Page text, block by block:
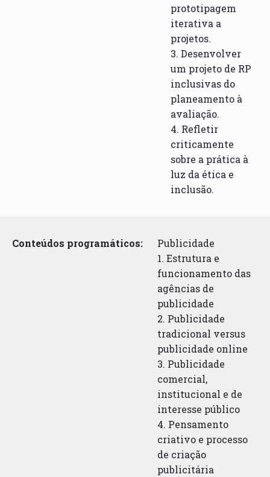
prototipagem
iterativa a
projetos.
3. Desenvolver
um projeto de RP
inclusivas do
planeamento à
avaliação.
4. Refletir
criticamente
sobre a prática à
luz da ética e
inclusão.
Conteúdos programáticos:
Publicidade
1. Estrutura e
funcionamento das
agências de
publicidade
2. Publicidade
tradicional versus
publicidade online
3. Publicidade
comercial,
institucional e de
interesse público
4. Pensamento
criativo e processo
de criação
publicitária